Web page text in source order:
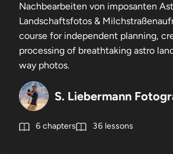
Nachbearbeiten von imposanten
Landschaftsfotos &
course for independent planning,
processing of breathtaking astro
way photos.
S. Liebermann
6 chapters 36 lessons